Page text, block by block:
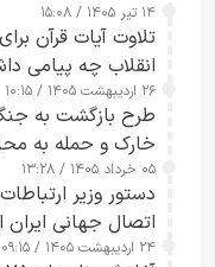
۱۴ تیر ۱۴۰۵ / ۱۵:۰۸
تلاوت آیات قرآن
انقلاب چه پیامی
۲۶ اردیبهشت ۱۴۰۵ / ۱۰:۱۵
طرح‌ بازگشت به
خارک و حمله به
۰۵ خرداد ۱۴۰۵ / ۱۳:۲۸
دستور وزیر
اتصال جهانی
کامل مردم تا ۲۴ ساعت آینده
۲۴ اردیبهشت ۱۴۰۵ / ۰۹:۱۵